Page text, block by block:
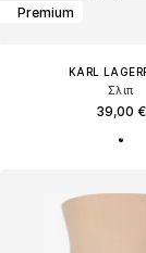
Premium
KARL
Σλιπ
39,00 €